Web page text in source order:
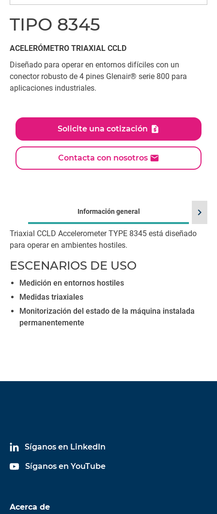
TIPO 8345
ACELERÓMETRO TRIAXIAL CCLD
Diseñado para operar en entornos difíciles con un
conector robusto de 4 pines Glenair® serie 800 para
aplicaciones industriales.
Solicite una cotización
Contacta con nosotros
Información general
Triaxial CCLD Accelerometer TYPE 8345 está diseñado
para operar en ambientes hostiles.
ESCENARIOS DE USO
Medición en entornos hostiles
Medidas triaxiales
Monitorización del estado de la máquina instalada
permanentemente
chevron_right
Síganos en LinkedIn
Síganos en YouTube
Acerca de